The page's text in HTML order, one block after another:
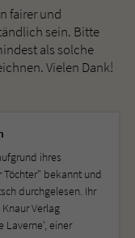
fairer und
sein. Bitte
als solche
Vielen Dank!
ihres
bekannt und
durchgelesen. Ihr
Verlag
Laverne', einer